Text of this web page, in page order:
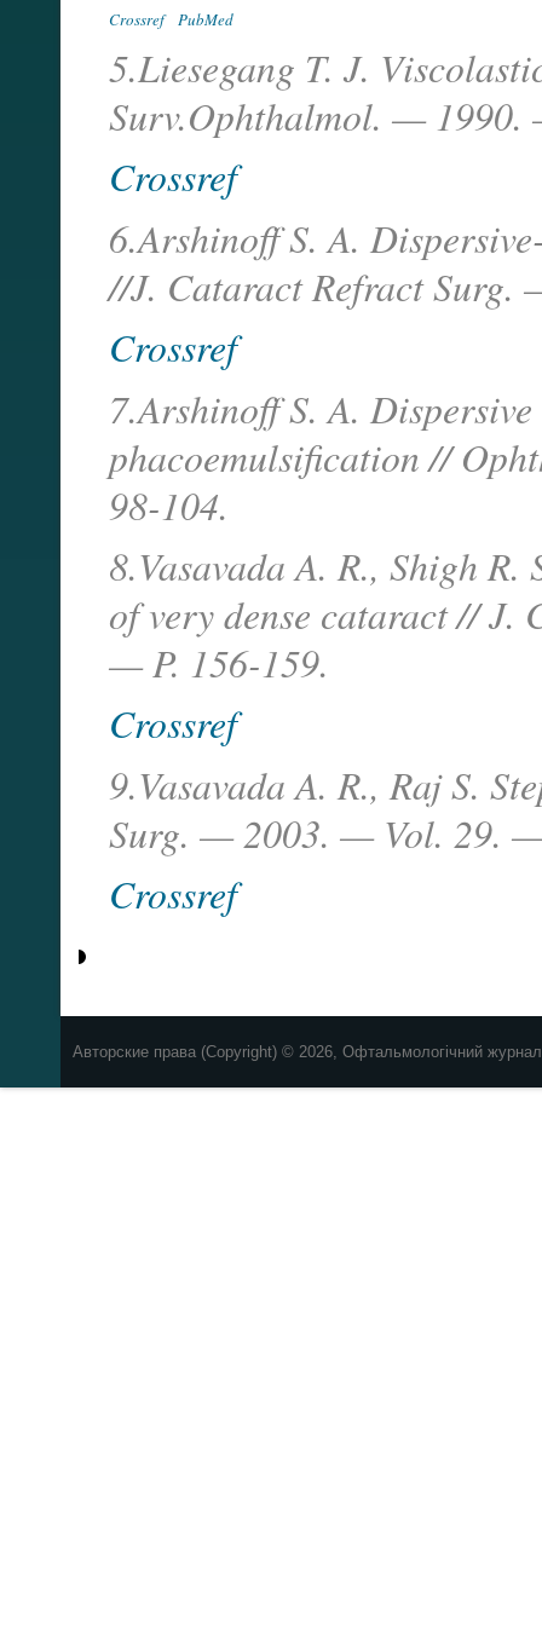
Crossref PubMed
5.Liesegang T. J.
Surv.Ophthalmol. —
Crossref
6.Arshinoff S. A.
//J. Cataract Refract
Crossref
7.Arshinoff S. A.
phacoemulsification //
98-104.
8.Vasavada A. R., Shigh
of very dense cataract //
— P. 156-159.
Crossref
9.Vasavada A. R., Raj S.
Surg. — 2003. — Vol. 29.
Crossref
Авторские права (Copyright) © 2026, Офтальмологічний